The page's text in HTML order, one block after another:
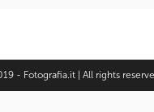
- Fotografia.it | All rights